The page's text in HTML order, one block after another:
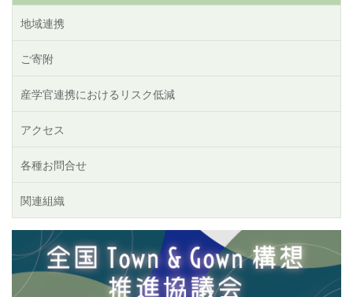
地域連携
ご寄附
産学官連携におけるリスク低減
アクセス
各種お問合せ
関連組織